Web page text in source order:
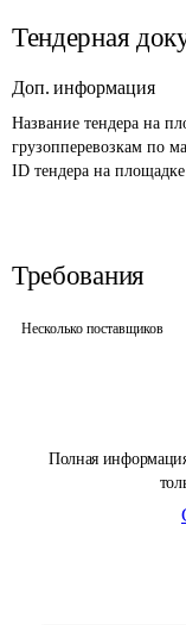
Полная
Тендерная
Доп. информация
Название тендера на
грузопперевозкам по
ID тендера на
Требования
Несколько поставщиков